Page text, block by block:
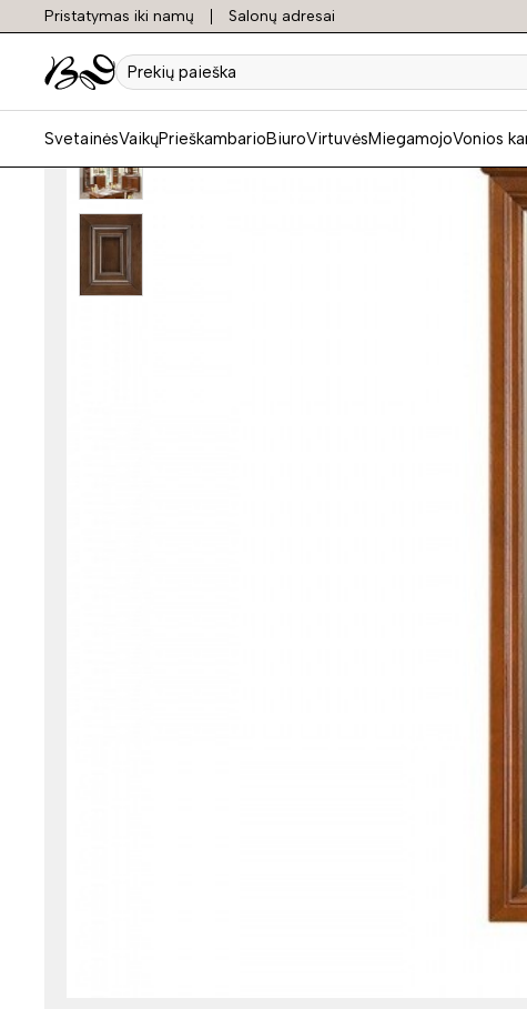
Pristatymas iki namų Salonų adresai
Prekių
paieška
SvetainėsVaikųPrieškambarioBiuroVirtuvėsMiegamojoVonios